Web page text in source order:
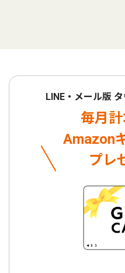
LINE・メール版
毎月
Amazon
プレ